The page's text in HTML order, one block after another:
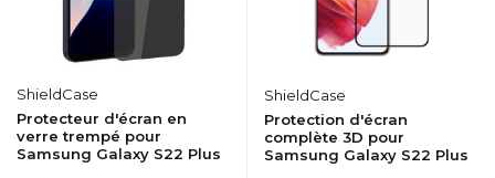
ShieldCase
Protecteur d'écran en
verre trempé pour
Samsung Galaxy S22 Plus
ShieldCase
Protection d'écran
complète 3D pour
Samsung Galaxy S22 Plus